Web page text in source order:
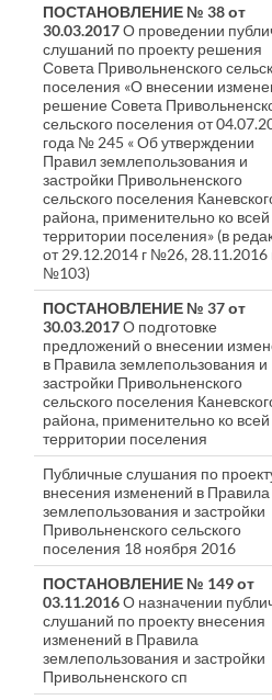
ПОСТАНОВЛЕНИЕ № 38 от
30.03.2017О проведении
слушаний по проекту решения
Совета Привольненского
поселения «О внесении
решение Совета
сельского поселения от
года № 245 « Об утверждении
Правил землепользования и
застройки Привольненского
сельского поселения
района, применительно ко всей
территории поселения» (в
от 29.12.2014 г №26, 28.11.2016
№103)
ПОСТАНОВЛЕНИЕ № 37 от
30.03.2017О подготовке
предложений о внесении
в Правила землепользования и
застройки Привольненского
сельского поселения
района, применительно ко всей
территории поселения
Публичные слушания по
внесения изменений в Правила
землепользования и застройки
Привольненского сельского
поселения 18 ноября 2016
ПОСТАНОВЛЕНИЕ № 149 от
03.11.2016О назначении
слушаний по проекту внесения
изменений в Правила
землепользования и застройки
Привольненского сп